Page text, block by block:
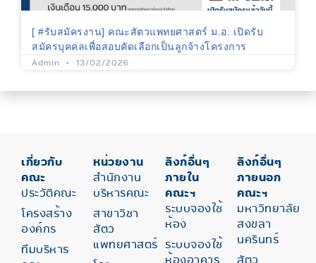
[ #รับสมัครงาน] คณะสัตวแพทยศาสตร์ ม.อ. เปิดรับ
สมัครบุคคลเพื่อสอบคัดเลือกเป็นลูกจ้างโครงการ
Admin 13/02/2026
เกี่ยวกับ
คณะ
ประวัติคณะ
โครงสร้าง
องค์กร
ทีมบริหาร
หน่วยงาน
สำนักงาน
บริหารคณะ
สาขาวิชา
สัตว
แพทยศาสตร์
ลิงก์อื่นๆ
ภายใน
คณะฯ
ระบบจองใช้
ห้อง
ระบบจองใช้
ห้องอาคาร
ลิงก์อื่นๆ
ภายนอก
คณะฯ
มหาวิทยาลัย
สงขลา
นครินทร์
สัตว